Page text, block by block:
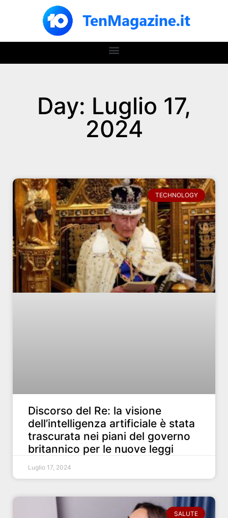
Day: Luglio 17,
2024
TECHNOLOGY
Discorso del Re: la visione
dell’intelligenza artificiale è stata
trascurata nei piani del governo
britannico per le nuove leggi
Luglio 17, 2024
SALUTE